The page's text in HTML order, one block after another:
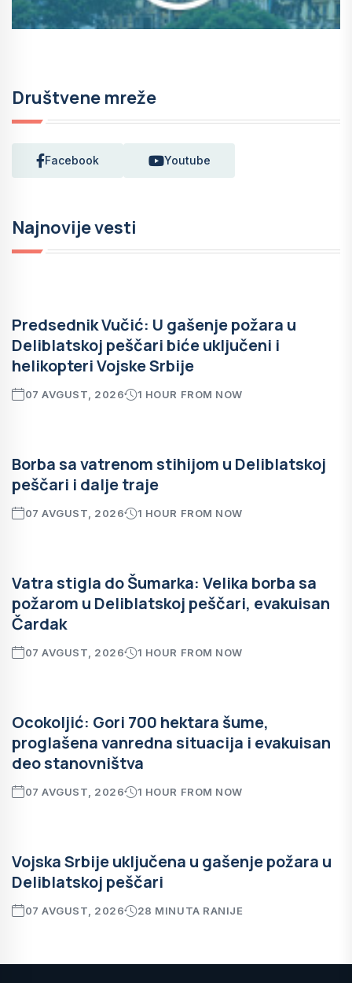
Društvene mreže
Facebook Youtube
Najnovije vesti
Predsednik Vučić: U gašenje požara u
Deliblatskoj peščari biće uključeni i
helikopteri Vojske Srbije
07 AVGUST, 2026 1 HOUR FROM NOW
Borba sa vatrenom stihijom u Deliblatskoj
peščari i dalje traje
07 AVGUST, 2026 1 HOUR FROM NOW
Vatra stigla do Šumarka: Velika borba sa
požarom u Deliblatskoj peščari, evakuisan
Čardak
07 AVGUST, 2026 1 HOUR FROM NOW
Ocokoljić: Gori 700 hektara šume,
proglašena vanredna situacija i evakuisan
deo stanovništva
07 AVGUST, 2026 1 HOUR FROM NOW
Vojska Srbije uključena u gašenje požara u
Deliblatskoj peščari
07 AVGUST, 2026 28 MINUTA RANIJE